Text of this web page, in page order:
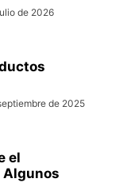
de 2026
de 2025
el
Algunos